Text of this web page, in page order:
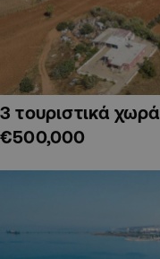
3 τουριστικά
€500,000